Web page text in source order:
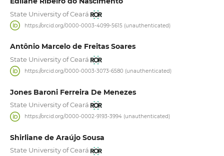
State University of Ceará
https://orcid.org/0000-0003-4099-5615 (unauthenticated)
Antônio Marcelo de Freitas Soares
State University of Ceará
https://orcid.org/0000-0003-3073-6580 (unauthenticated)
Jones Baroni Ferreira De Menezes
State University of Ceará
https://orcid.org/0000-0002-9193-3994 (unauthenticated)
Shirliane de Araújo Sousa
State University of Ceará